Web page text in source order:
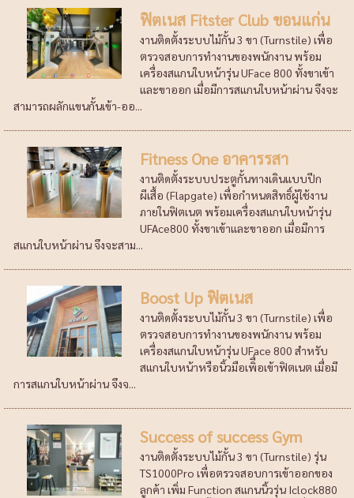
ฟิตเนส Fitster Club ขอนแก่น
งานติดตั้งระบบไม้กั้น 3 ขา (Turnstile) เพื่อ
ตรวจสอบการทำงานของพนักงาน พร้อม
เครื่องสแกนใบหน้ารุ่น UFace 800 ทั้งขาเข้า
และขาออก เมื่อมีการสแกนใบหน้าผ่าน จึงจะ
สามารถผลักแขนกั้นเข้า-ออ...
Fitness One อาคารรสา
งานติดตั้งระบบประตูกั้นทางเดินแบบปีก
ผีเสื้อ (Flapgate) เพื่อกำหนดสิทธิ์ผู้ใช้งาน
ภายในฟิตเนต พร้อมเครื่องสแกนใบหน้ารุ่น
UFAce800 ทั้งขาเข้าและขาออก เมื่อมีการ
สแกนใบหน้าผ่าน จึงจะสาม...
Boost Up ฟิตเนส
งานติดตั้งระบบไม้กั้น 3 ขา (Turnstile) เพื่อ
ตรวจสอบการทำงานของพนักงาน พร้อม
เครื่องสแกนใบหน้ารุ่น UFace 800 สำหรับ
สแกนใบหน้าหรือนิ้วมือเพิื่อเข้าฟิตเนต เมื่อมี
การสแกนใบหน้าผ่าน จึงจ...
Success of success Gym
งานติดตั้งระบบไม้กั้น 3 ขา (Turnstile) รุ่น
TS1000Pro เพื่อตรวจสอบการเข้าออกของ
ลูกค้า เพิ่ม Function สแกนนิ้วรุ่น Iclock880